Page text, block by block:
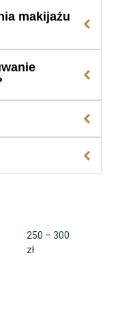
makijażu
250 – 300
zł